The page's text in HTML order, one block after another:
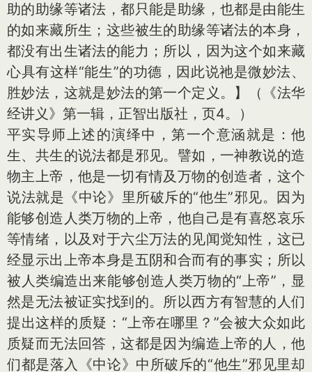
助的助缘等诸法，都只能是助缘，也都是由能生
的如来藏所生；这些被生的助缘等诸法的本身，
都没有出生诸法的能力；所以，因为这个如来藏
心具有这样“能生”的功德，因此说祂是微妙法、
胜妙法，这就是妙法的第一个定义。】（《法华
经讲义》第一辑，正智出版社，页4。）
平实导师上述的演绎中，第一个意涵就是：他
生、共生的说法都是邪见。譬如，一神教说的造
物主上帝，他是一切有情及万物的创造者，这个
说法就是《中论》里所破斥的“他生”邪见。因为
能够创造人类万物的上帝，他自己是有喜怒哀乐
等情绪，以及对于六尘万法的见闻觉知性，这已
经显示出上帝本身是五阴和合而有的事实；所以
被人类编造出来能够创造人类万物的“上帝”，显
然是无法被证实找到的。所以西方有智慧的人们
提出这样的质疑：“上帝在哪里？”会被大众如此
质疑而无法回答，这都是因为编造上帝的人，他
们都是落入《中论》中所破斥的“他生”邪见里却